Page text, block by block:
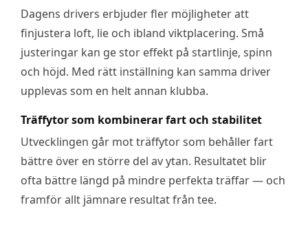
Dagens drivers erbjuder fler möjligheter att
finjustera loft, lie och ibland viktplacering. Små
justeringar kan ge stor effekt på startlinje, spinn
och höjd. Med rätt inställning kan samma driver
upplevas som en helt annan klubba.
Träffytor som kombinerar fart och stabilitet
Utvecklingen går mot träffytor som behåller fart
bättre över en större del av ytan. Resultatet blir
ofta bättre längd på mindre perfekta träffar — och
framför allt jämnare resultat från tee.